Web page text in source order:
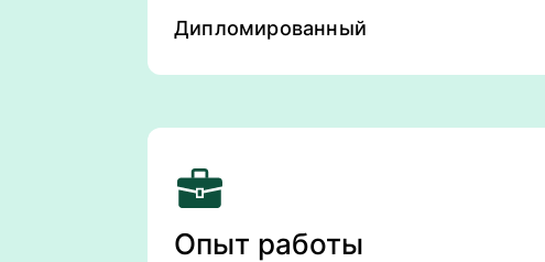
Дипломированный
Опыт работы